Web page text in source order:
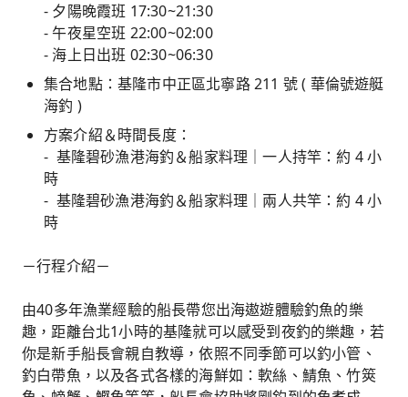
- 夕陽晚霞班 17:30~21:30
- 午夜星空班 22:00~02:00
- 海上日出班 02:30~06:30
集合地點：基隆市中正區北寧路 211 號 ( 華倫號遊艇
海釣 )
方案介紹＆時間長度：
- 基隆碧砂漁港海釣＆船家料理｜一人持竿：約 4 小
時
- 基隆碧砂漁港海釣＆船家料理｜兩人共竿：約 4 小
時
－行程介紹－
由40多年漁業經驗的船長帶您出海遨遊體驗釣魚的樂
趣，距離台北1小時的基隆就可以感受到夜釣的樂趣，若
你是新手船長會親自教導，依照不同季節可以釣小管、
釣白帶魚，以及各式各樣的海鮮如：軟絲、鯖魚、竹筴